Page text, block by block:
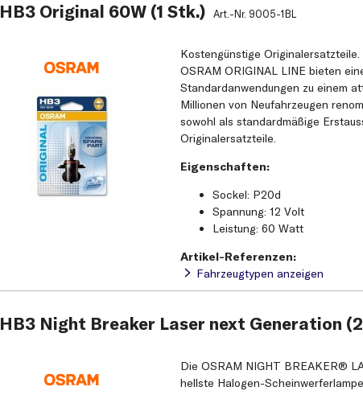
HB3 Original 60W (1 Stk.) Art.-Nr. 9005-1BL
Kostengünstige
OSRAM ORIGINAL LINE bieten
Standardanwendungen zu einem
Millionen von Neufahrzeugen
sowohl als standardmäßige
Originalersatzteile.
Eigenschaften:
Sockel: P20d
Spannung: 12 Volt
Leistung: 60 Watt
Artikel-Referenzen:
Fahrzeugtypen anzeigen
HB3 Night Breaker Laser next Generation
Die OSRAM NIGHT BREAKER®
hellste Halogen-